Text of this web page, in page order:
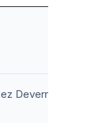
Deverr(otwiera